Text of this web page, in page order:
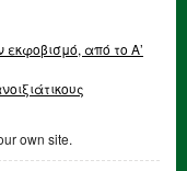
εκφοβισμό, από το Α’
own site.